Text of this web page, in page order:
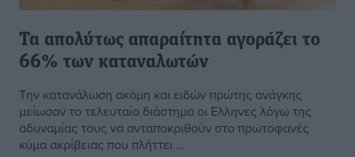
Τα απολύτως απαραίτητα αγοράζει το
66% των καταναλωτών
Την κατανάλωση ακόμη και ειδών πρώτης ανάγκης
μείωσαν το τελευταίο διάστημα οι Ελληνες λόγω της
αδυναμίας τους να ανταποκριθούν στο πρωτοφανές
κύμα ακρίβειας που πλήττει ...